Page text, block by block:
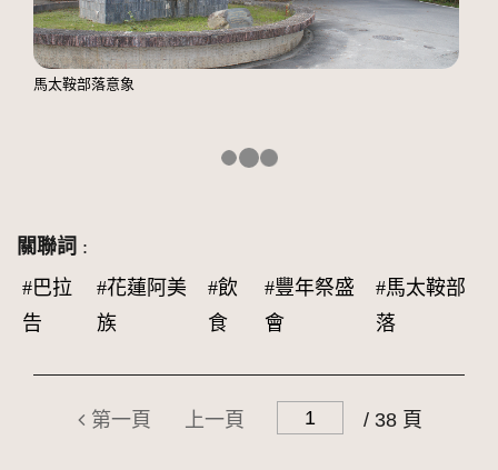
馬太鞍部落意象
關聯詞 :
#巴拉
告
#花蓮阿美
族
#飲
食
#豐年祭盛
會
#馬太鞍部
落
第一頁 上一頁 / 38 頁